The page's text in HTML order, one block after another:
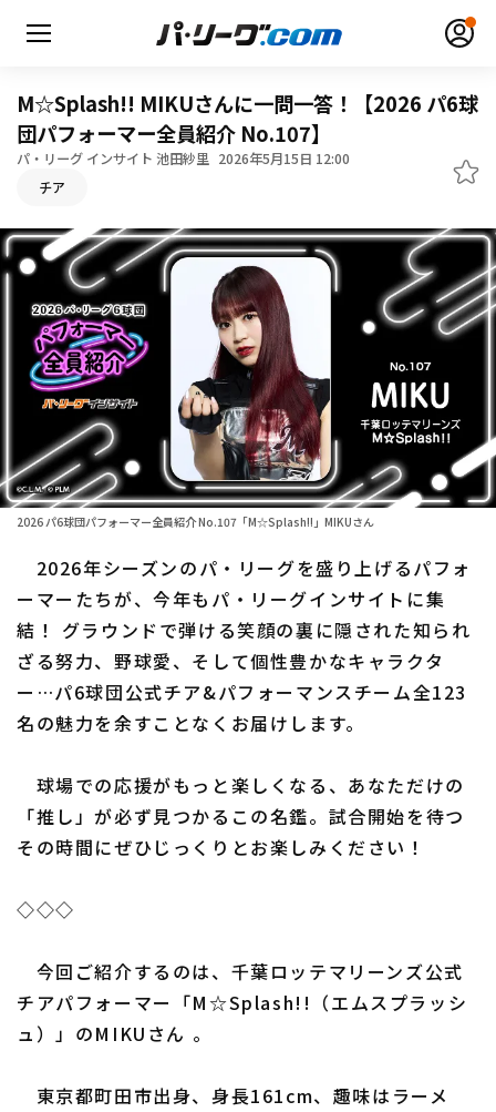
HOME
動画
日程・結果
順位表･成績
1軍公式戦
ファーム東地区
ファーム西地区
交流戦
選手名鑑
選手名鑑トップ
北海道日本ハムファイターズ
東北楽天ゴールデンイーグルス
埼玉西武ライオンズ
千葉ロッテマリーンズ
福岡ソフトバンクホークス
ニュース
設定
利用規約 プライバシーポリシー
M☆Splash!! MIKUさんに一問一答！【2026 パ6球
団パフォーマー全員紹介 No.107】
パ・リーグ インサイト 池田紗里 2026年5月15日 12:00
チア
2026 パ6球団パフォーマー全員紹介 No.107「M☆Splash!!」MIKUさん
2026年シーズンのパ・リーグを盛り上げるパフォ
ーマーたちが、今年もパ・リーグインサイトに集
結！ グラウンドで弾ける笑顔の裏に隠された知られ
ざる努力、野球愛、そして個性豊かなキャラクタ
ー…パ6球団公式チア&パフォーマンスチーム全123
名の魅力を余すことなくお届けします。
球場での応援がもっと楽しくなる、あなただけの
「推し」が必ず見つかるこの名鑑。試合開始を待つ
その時間にぜひじっくりとお楽しみください！
◇◇◇
今回ご紹介するのは、千葉ロッテマリーンズ公式
チアパフォーマー「M☆Splash!!（エムスプラッシ
ュ）」のMIKUさん 。
東京都町田市出身、身長161cm、趣味はラーメ